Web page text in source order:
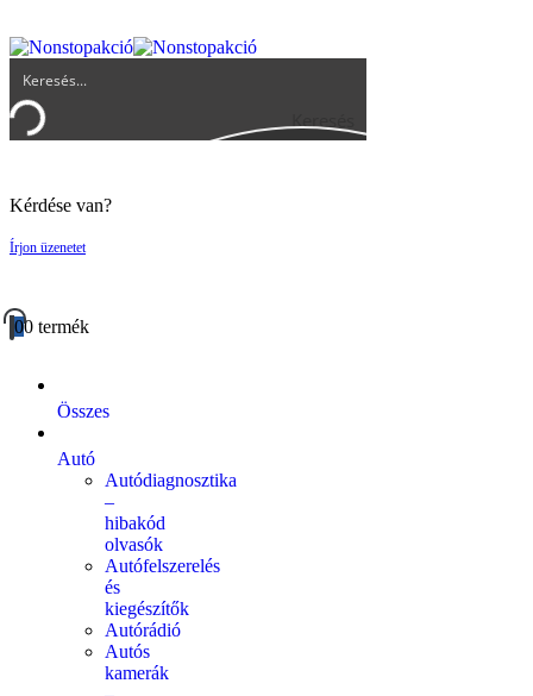
Keresés
Kérdése van?
Írjon üzenetet
00 termék
Összes
Autó
Autódiagnosztika
–
hibakód
olvasók
Autófelszerelés
és
kiegészítők
Autórádió
Autós
kamerák